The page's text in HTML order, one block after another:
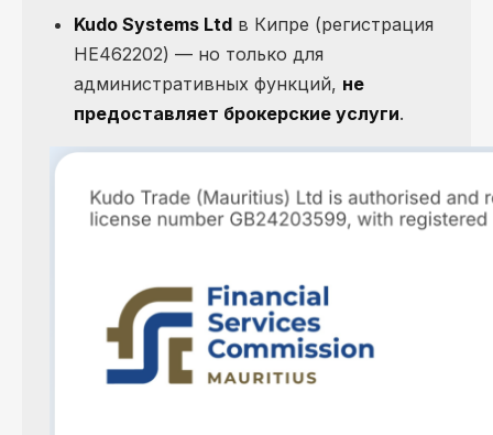
Kudo Systems Ltd в Кипре (регистрация
HE462202) — но только для
административных функций, не
предоставляет брокерские услуги.